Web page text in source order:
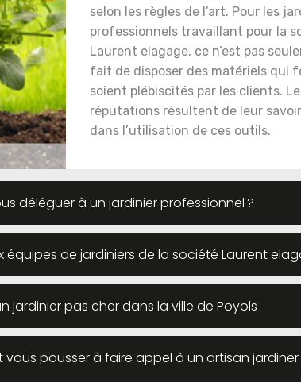
selon les règles de l’art. Pour les
professionnels travaillant pour la
Laurent elagage, ce n’est pas
fait de disposer des matériels qui
soient plébiscités par les clients.
réputations résultent de leur
dans l’utilisation de ces outils.
déléguer à un jardinier professionnel ?
de jardiniers de la société Laurent
jardinier pas cher dans la ville de Poyols
vous pousser à faire appel à un artisan jardiner